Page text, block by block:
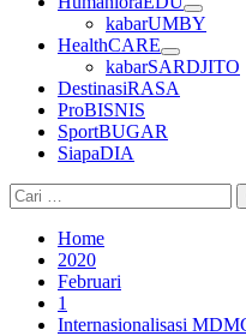
kabarUMBY
HealthCARE
kabarSARDJITO
DestinasiRASA
ProBISNIS
SportBUGAR
SiapaDIA
Cari
untuk:
Home
2020
Februari
1
Internasionalisasi